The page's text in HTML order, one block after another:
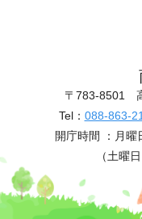
〒783-8501
Tel： 088-863-
開庁時間 ： 月曜
（土曜